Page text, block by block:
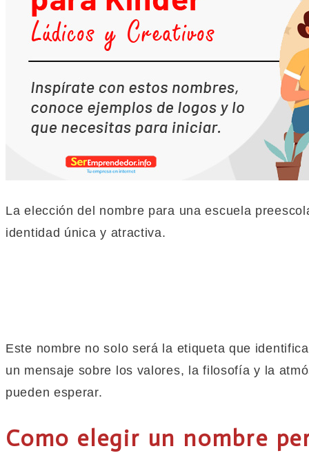
La elección del nombre para una escuela
identidad única y atractiva.
Este nombre no solo será la etiqueta que
un mensaje sobre los valores, la filosofía y la
pueden esperar.
Como elegir un nombre